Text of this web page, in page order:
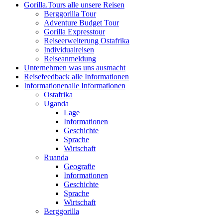
Gorilla.Tours alle unsere Reisen
Berggorilla Tour
Adventure Budget Tour
Gorilla Expresstour
Reiseerweiterung Ostafrika
Individualreisen
Reiseanmeldung
Unternehmen was uns ausmacht
Reisefeedback alle Informationen
Informationenalle Informationen
Ostafrika
Uganda
Lage
Informationen
Geschichte
Sprache
Wirtschaft
Ruanda
Geografie
Informationen
Geschichte
Sprache
Wirtschaft
Berggorilla